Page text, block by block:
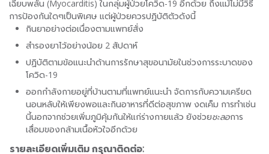
เฉียบพลัน (Myocarditis) ในกลุ่มผู้ป่วยโควิด-19 อีกด้วย ถึงแม้ไม่มีวิธี
การป้องกันใดๆเป็นพิเศษ แต่ผู้ป่วยควรปฏิบัติตัวดังนี้
กินยาอย่างต่อเนื่องตามแพทย์สั่ง
สำรองยาไว้อย่างน้อย 2 สัปดาห์
ปฏิบัติตามข้อแนะนำด้านการรักษาสุขอนามัยในช่วงการระบาดของ
โควิด-19
ออกกำลังกายอยู่ที่บ้านตามที่แพทย์แนะนำ จัดการกับความเครียด
นอนหลับให้เพียงพอและกินอาหารที่ดีต่อสุขภาพ งดเค็ม การทำเช่น
นี้นอกจากช่วยเพิ่มภูมิคุ้มกันให้แก่ร่างกายแล้ว ยังช่วยชะลอการ
เสื่อมของกล้ามเนื้อหัวใจอีกด้วย
รายละเอียดเพิ่มเติม กรุณาติดต่อ: